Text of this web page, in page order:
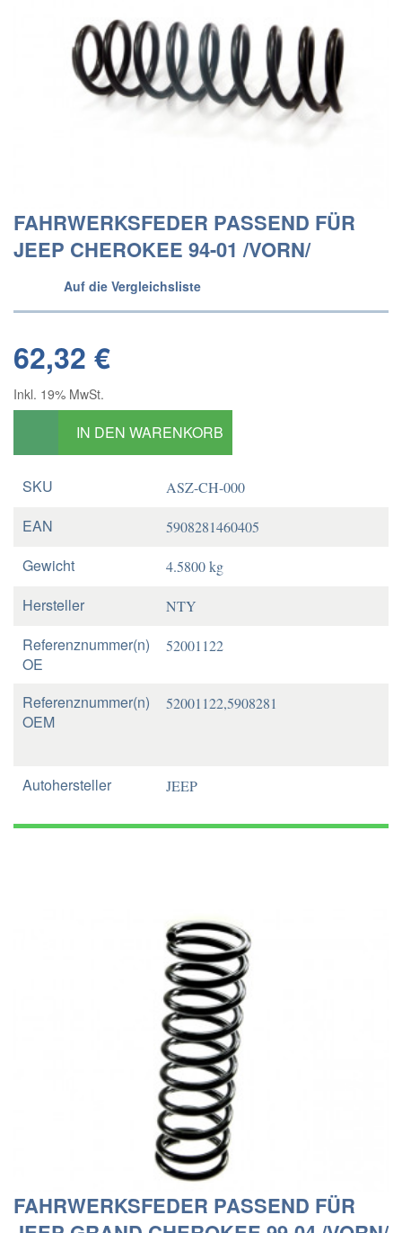
FAHRWERKSFEDER PASSEND FÜR
JEEP CHEROKEE 94-01 /VORN/
Auf die Vergleichsliste
62,32 €
Inkl. 19% MwSt.
IN DEN WARENKORB
SKU ASZ-CH-000
EAN 5908281460405
Gewicht 4.5800 kg
Hersteller NTY
Referenznummer(n)
OE
52001122
Referenznummer(n)
OEM
52001122,5908281
Autohersteller JEEP
FAHRWERKSFEDER PASSEND FÜR